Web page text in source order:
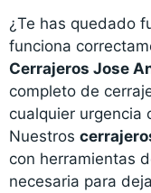
¿Te has quedado
funciona
Cerrajeros Jose
completo de
cualquier urgencia
Nuestros
con herramientas
necesaria para